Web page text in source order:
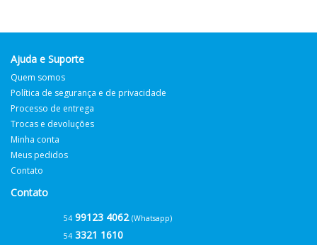
Ajuda e Suporte
Quem somos
Política de segurança e de privacidade
Processo de entrega
Trocas e devoluções
Minha conta
Meus pedidos
Contato
Contato
5499123 4062 (Whatsapp)
543321 1610